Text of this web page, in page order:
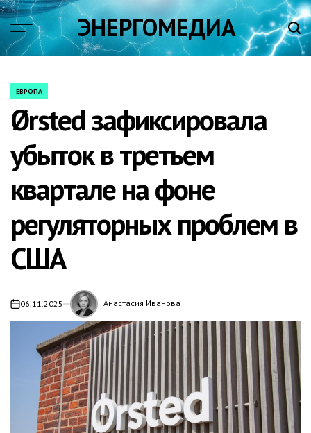
Skip
content
ЭНЕРГОМЕДИА
POSTED
ЕВРОПА
Ørsted зафиксировала
убыток в третьем
квартале на фоне
регуляторных проблем в
США
on06.11.2025 Анастасия Иванова